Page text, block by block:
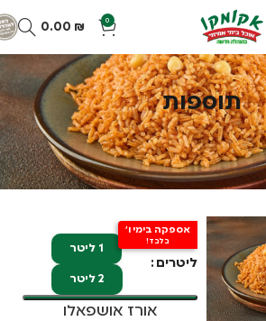
0
0.00 ₪
תוספות
אספקה בימי ו'
בלבד!
ליטרים
1 ליטר
2 ליטר
אורז אושפאלו